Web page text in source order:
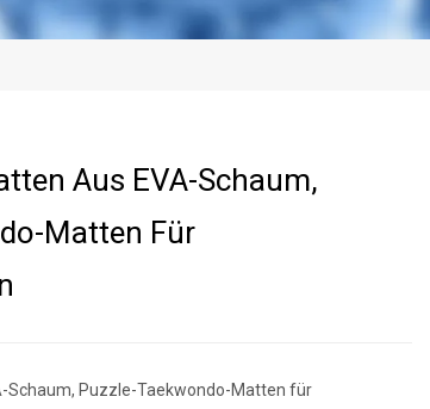
Aus EVA-Schaum,
Matten Für
Schaum, Puzzle-Taekwondo-Matten für